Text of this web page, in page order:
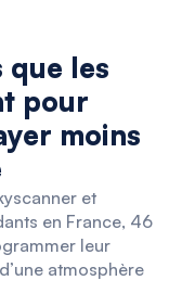
que les
pour
moins
et
en France, 46
leur
atmosphère